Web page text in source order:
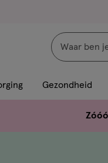
Zoeken
met
dit
Gezondheid